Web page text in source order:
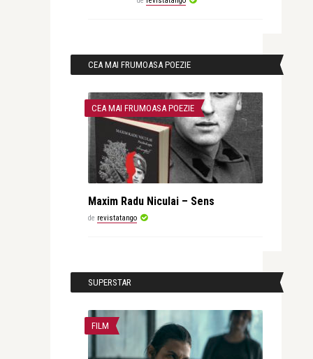
CEA MAI FRUMOASA POEZIE
CEA MAI FRUMOASA POEZIE
Maxim Radu Niculai – Sens
de revistatango
SUPERSTAR
FILM